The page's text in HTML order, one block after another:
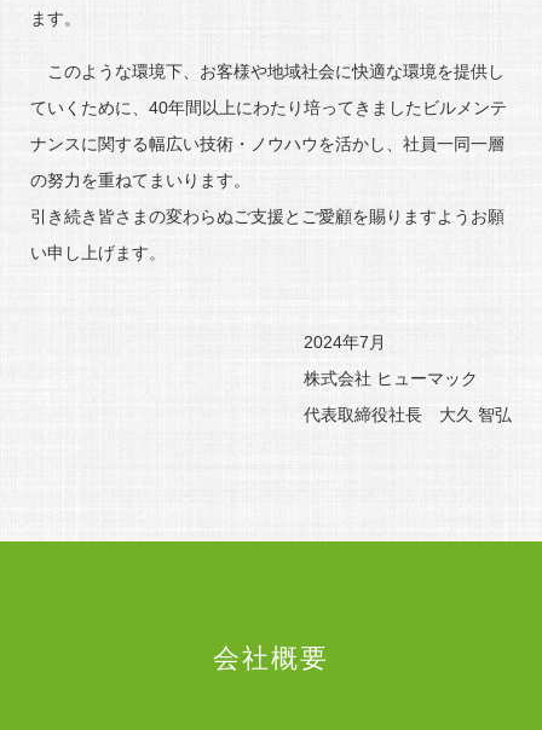
ます。
このような環境下、お客様や地域社会に快適な環境を提供し
ていくために、40年間以上にわたり培ってきましたビルメンテ
ナンスに関する幅広い技術・ノウハウを活かし、社員一同一層
の努力を重ねてまいります。
引き続き皆さまの変わらぬご支援とご愛顧を賜りますようお願
い申し上げます。
2024年7月
株式会社 ヒューマック
代表取締役社長 大久 智弘
会社概要